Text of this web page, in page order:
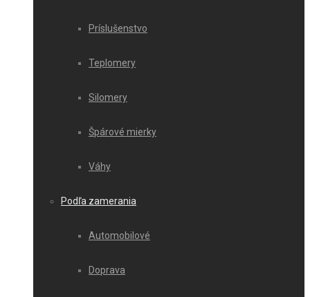
Príslušenstvo
Teplomery
Silomery
Špárové mierky
Váhy
Podľa zamerania
Automobilové
Doprava